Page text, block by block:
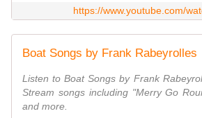
https://www.youtube.com/
Boat Songs by Frank Rabeyrolles
Listen to Boat Songs by Frank
Stream songs including "Merry Go
and more.